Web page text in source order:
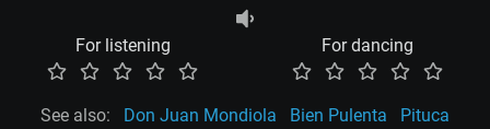
For listening For dancing
See also: Don Juan Mondiola Bien Pulenta Pituca